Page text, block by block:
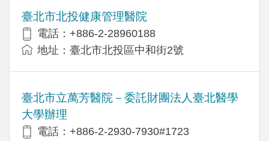
臺北市北投健康管理醫院
電話：+886-2-28960188
地址：臺北市北投區中和街2號
臺北市立萬芳醫院－委託財團法人臺北醫學
大學辦理
電話：+886-2-2930-7930#1723